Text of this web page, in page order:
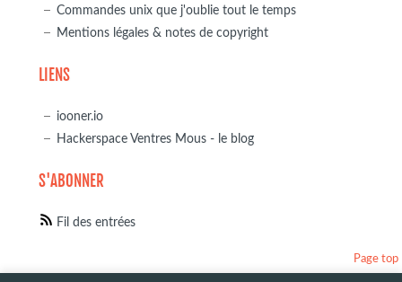
Commandes unix que j'oublie tout le temps
Mentions légales & notes de copyright
LIENS
iooner.io
Hackerspace Ventres Mous - le blog
S'ABONNER
Fil des entrées
Page top